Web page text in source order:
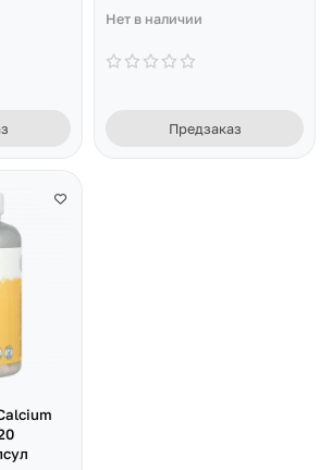
Нет в наличии
Предзаказ